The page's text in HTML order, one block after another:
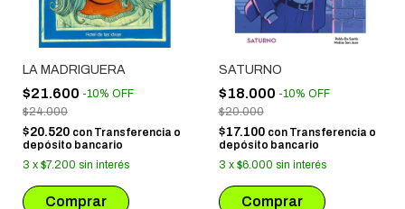
LA MADRIGUERA
$21.600 -10% OFF
$24.000
$20.520 con Transferencia o
depósito bancario
3 x $7.200 sin interés
SATURNO
$18.000 -10% OFF
$20.000
$17.100 con Transferencia o
depósito bancario
3 x $6.000 sin interés